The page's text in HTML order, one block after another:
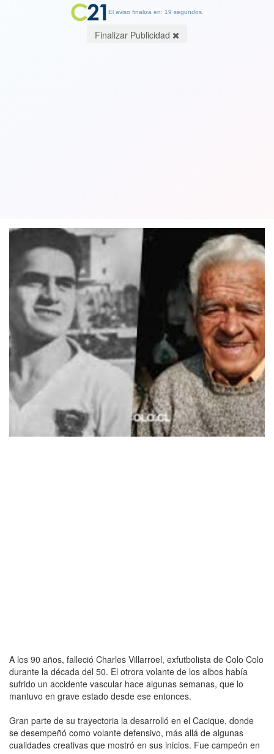
A los 90 años, falleció Charles Villarroel, exfutbolista de Colo Colo
durante la década del 50. El otrora volante de los albos había
sufrido un accidente vascular hace algunas semanas, que lo
mantuvo en grave estado desde ese entonces.
Gran parte de su trayectoria la desarrolló en el Cacique, donde
se desempeñó como volante defensivo, más allá de algunas
cualidades creativas que mostró en sus inicios. Fue campeón en
El aviso finaliza en: 19 segundos.
Finalizar Publicidad